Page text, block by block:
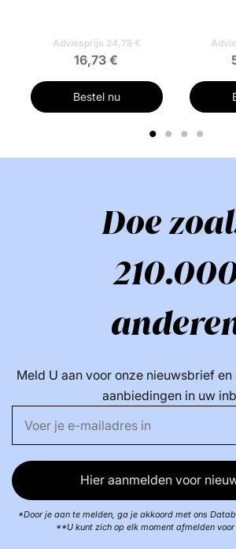
Adviesprijs 24,75 €
16,73 €
Bestel nu
1 2 3 4
Doe
Meld U aan voor onze nieuwsbrief
aanbiedingen in uw
Hier aanmelden voor
*Door je aan te melden, ga je akkoord met ons
**U kunt zich op elk moment afmelden